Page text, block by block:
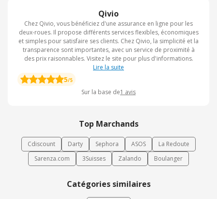
Qivio
Chez Qivio, vous bénéficiez d'une assurance en ligne pour les
deux-roues. Il propose différents services flexibles, économiques
et simples pour satisfaire ses clients. Chez Qivio, la simplicité et la
transparence sont importantes, avec un service de proximité à
des prix raisonnables. Visitez le site pour plus d'informations.
Lire la suite
5/5
Sur la base de1 avis
Top Marchands
Cdiscount Darty Sephora ASOS
La Redoute
Sarenza.com
3Suisses Zalando Boulanger
Catégories similaires